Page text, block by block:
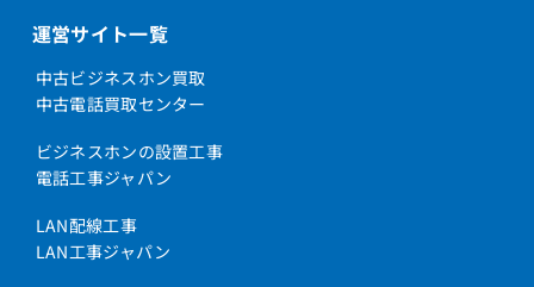
運営サイト一覧
中古ビジネスホン買取
中古電話買取センター
ビジネスホンの設置工事
電話工事ジャパン
LAN配線工事
LAN工事ジャパン